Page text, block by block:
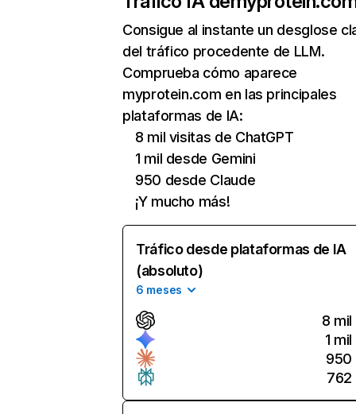
Consigue al instante un desglose
del tráfico procedente de LLM.
Comprueba cómo aparece
myprotein.com en las principales
plataformas de IA:
8 mil visitas de ChatGPT
1 mil desde Gemini
950 desde Claude
¡Y mucho más!
Tráfico desde plataformas de IA
(absoluto)
6 meses
8 mil
1 mil
950
762